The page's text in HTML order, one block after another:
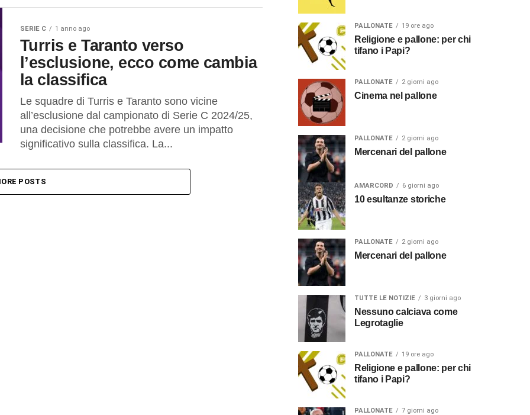
SERIE C 1 anno ago
Turris e Taranto verso
l’esclusione, ecco come cambia
la classifica
Le squadre di Turris e Taranto sono vicine
all’esclusione dal campionato di Serie C 2024/25,
una decisione che potrebbe avere un impatto
significativo sulla classifica. La...
POSTS
PALLONATE 19 ore ago
Religione e pallone: per chi
tifano i Papi?
PALLONATE 2 giorni ago
Cinema nel pallone
PALLONATE 2 giorni ago
Mercenari del pallone
AMARCORD 6 giorni ago
10 esultanze storiche
PALLONATE 2 giorni ago
Mercenari del pallone
TUTTE LE NOTIZIE 3 giorni ago
Nessuno calciava come
Legrotaglie
PALLONATE 19 ore ago
Religione e pallone: per chi
tifano i Papi?
PALLONATE 7 giorni ago